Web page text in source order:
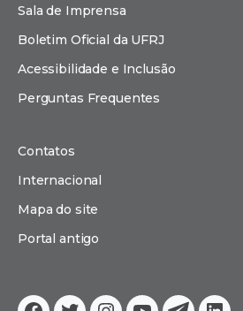
Sala de Imprensa
Boletim Oficial da UFRJ
Acessibilidade e Inclusão
Perguntas Frequentes
Contatos
Internacional
Mapa do site
Portal antigo